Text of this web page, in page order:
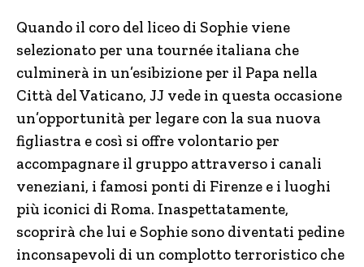
Quando il coro del liceo di Sophie viene
selezionato per una tournée italiana che
culminerà in un’esibizione per il Papa nella
Città del Vaticano, JJ vede in questa occasione
un’opportunità per legare con la sua nuova
figliastra e così si offre volontario per
accompagnare il gruppo attraverso i canali
veneziani, i famosi ponti di Firenze e i luoghi
più iconici di Roma. Inaspettatamente,
scoprirà che lui e Sophie sono diventati pedine
inconsapevoli di un complotto terroristico che